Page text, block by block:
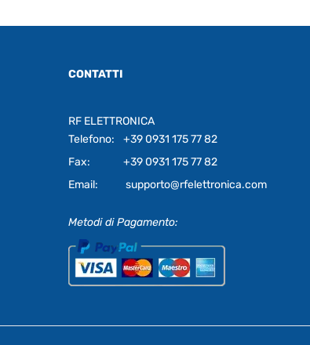
CONTATTI
RF ELETTRONICA
Telefono:
+39 0931 175 77 82
Fax:
+39 0931 175 77 82
Email:
supporto@rfelettronica.com
Metodi di Pagamento: